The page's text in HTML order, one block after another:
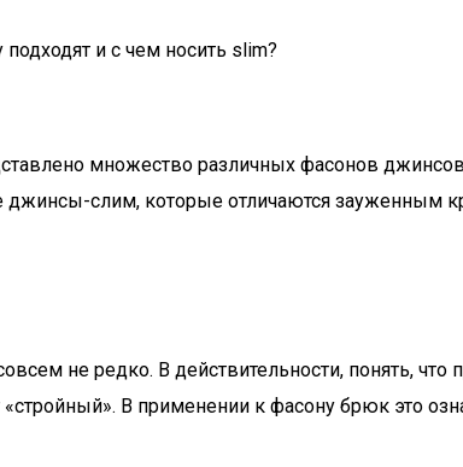
и с чем носить slim?
множество различных фасонов
слим, которые отличаются зауженным
не редко. В действительности, понять,
В применении к фасону брюк это